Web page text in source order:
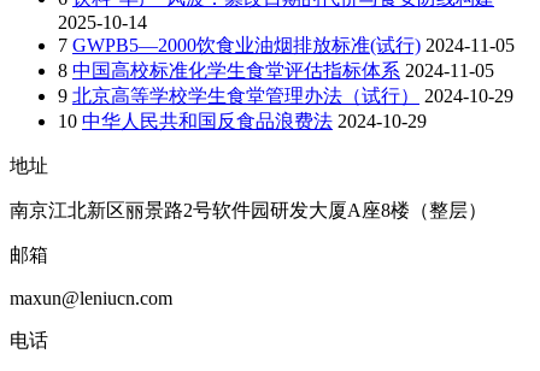
2025-10-14
7 GWPB5—2000饮食业油烟排放标准(试行) 2024-11-05
8 中国高校标准化学生食堂评估指标体系 2024-11-05
9 北京高等学校学生食堂管理办法（试行）
2024-10-29
10 中华人民共和国反食品浪费法 2024-10-29
地址
南京江北新区丽景路2号软件园研发大厦A座8楼（整层）
邮箱
maxun@leniucn.com
电话